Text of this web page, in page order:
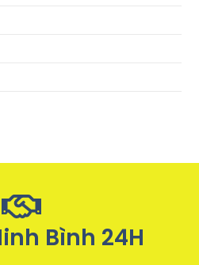
Bình 24H